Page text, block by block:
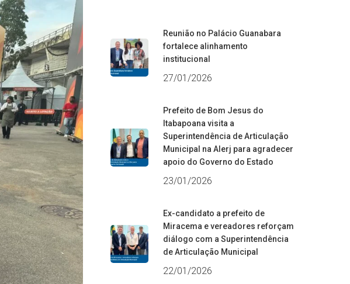
Reunião no Palácio Guanabara
fortalece alinhamento
institucional
27/01/2026
Prefeito de Bom Jesus do
Itabapoana visita a
Superintendência de Articulação
Municipal na Alerj para agradecer
apoio do Governo do Estado
23/01/2026
Ex-candidato a prefeito de
Miracema e vereadores reforçam
diálogo com a Superintendência
de Articulação Municipal
22/01/2026